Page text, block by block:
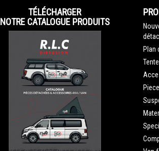
TÉLÉCHARGER
NOTRE CATALOGUE PRODUITS
Plan